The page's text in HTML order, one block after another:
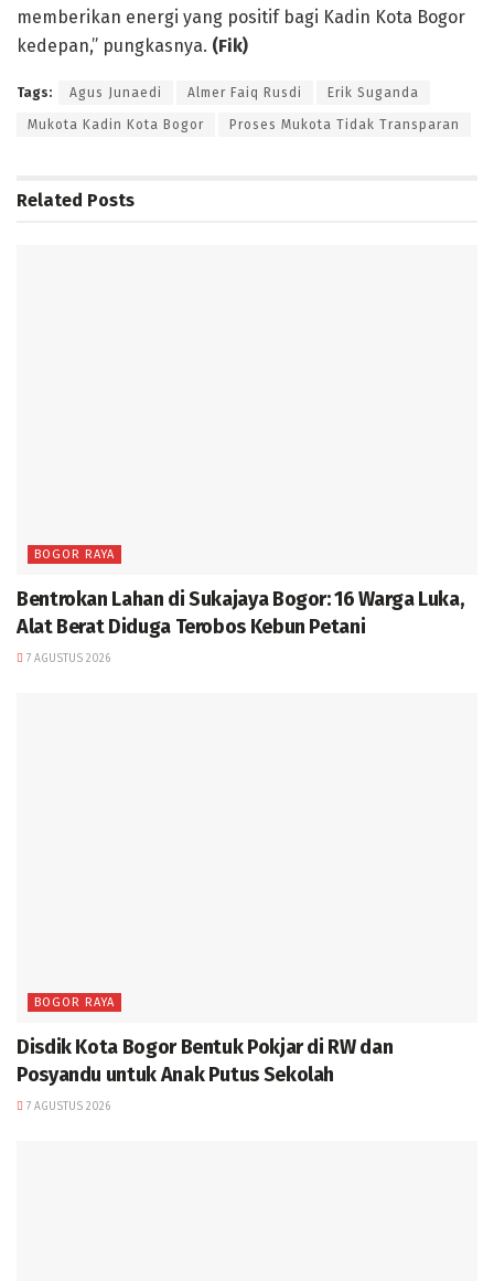
memberikan energi yang positif bagi Kadin Kota Bogor
kedepan,” pungkasnya. (Fik)
Tags: Agus Junaedi Almer Faiq Rusdi Erik Suganda
Mukota Kadin Kota Bogor Proses Mukota Tidak Transparan
Related Posts
BOGOR RAYA
Bentrokan Lahan di Sukajaya Bogor: 16 Warga Luka,
Alat Berat Diduga Terobos Kebun Petani
7 AGUSTUS 2026
BOGOR RAYA
Disdik Kota Bogor Bentuk Pokjar di RW dan
Posyandu untuk Anak Putus Sekolah
7 AGUSTUS 2026